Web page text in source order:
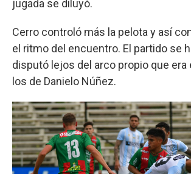
jugada se diluyó.
Cerro controló más la pelota y así
el ritmo del encuentro. El partido se
disputó lejos del arco propio que era
los de Danielo Núñez.